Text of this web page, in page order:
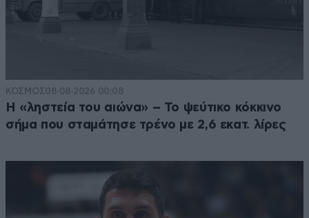
ΚΟΣΜΟΣ08·08·2026 00:08
Η «ληστεία του αιώνα» – Το ψεύτικο κόκκινο
σήμα που σταμάτησε τρένο με 2,6 εκατ. λίρες